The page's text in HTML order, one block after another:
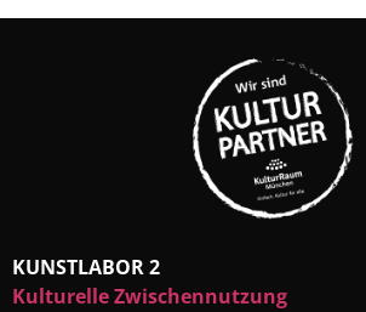
KUNSTLABOR 2
Kulturelle Zwischennutzung